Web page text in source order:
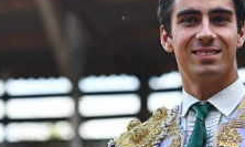
PHOTOS
Istres, l’ouverture
photos